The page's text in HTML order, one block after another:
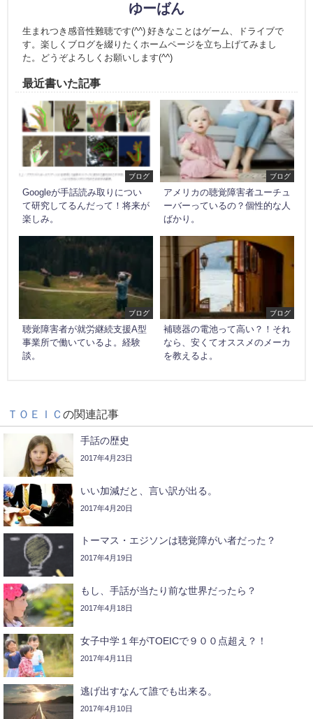
ゆーばん
生まれつき感音性難聴です(^^) 好きなことはゲーム、ドライブで
す。楽しくブログを綴りたくホームページを立ち上げてみまし
た。どうぞよろしくお願いします(^^)
最近書いた記事
ブログ
Googleが手話読み取りについ
て研究してるんだって！将来が
楽しみ。
ブログ
アメリカの聴覚障害者ユーチュ
ーバーっているの？個性的な人
ばかり。
ブログ
聴覚障害者が就労継続支援A型
事業所で働いているよ。経験
談。
ブログ
補聴器の電池って高い？！それ
なら、安くてオススメのメーカ
を教えるよ。
ＴＯＥＩＣ の関連記事
手話の歴史
2017年4月23日
いい加減だと、言い訳が出る。
2017年4月20日
トーマス・エジソンは聴覚障がい者だった？
2017年4月19日
もし、手話が当たり前な世界だったら？
2017年4月18日
女子中学１年がTOEICで９００点超え？！
2017年4月11日
逃げ出すなんて誰でも出来る。
2017年4月10日